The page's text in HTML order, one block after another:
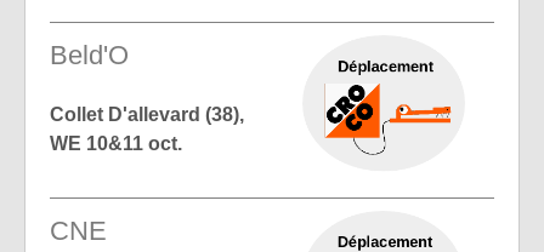
Beld'O
Collet D'allevard (38),
WE 10&11 oct.
CNE